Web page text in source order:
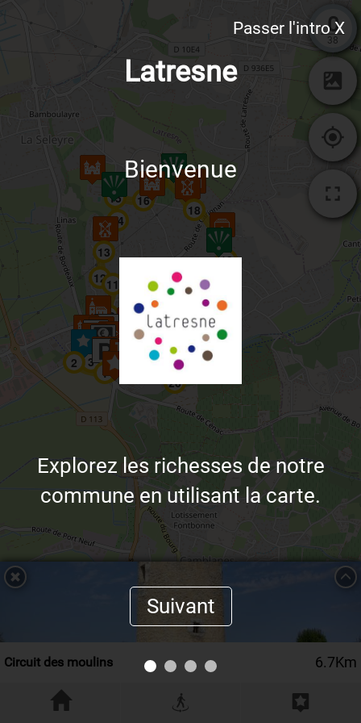
Passer l'intro X
Latresne
Bienvenue
Explorez les richesses de notre
commune en utilisant la carte.
Suivant
1
2 3
4 5
6
7
10
11
12
13
14
15 16
17
18
19
21
22
23
24
25
26
27
0
38
Circuit des moulins 6.7Km
71